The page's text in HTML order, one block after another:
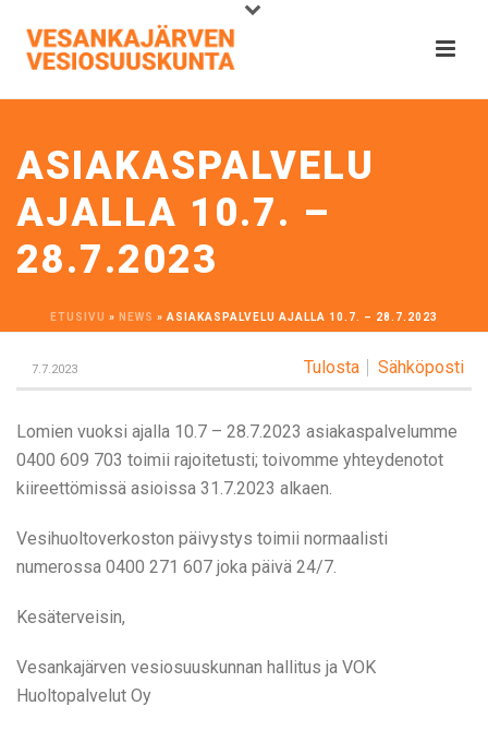
ASIAKASPALVELU
AJALLA 10.7. –
28.7.2023
ETUSIVU » NEWS » ASIAKASPALVELU AJALLA 10.7. – 28.7.2023
Tulosta Sähköposti
7.7.2023
Lomien vuoksi ajalla 10.7 – 28.7.2023 asiakaspalvelumme
0400 609 703 toimii rajoitetusti; toivomme yhteydenotot
kiireettömissä asioissa 31.7.2023 alkaen.
Vesihuoltoverkoston päivystys toimii normaalisti
numerossa 0400 271 607 joka päivä 24/7.
Kesäterveisin,
Vesankajärven vesiosuuskunnan hallitus ja VOK
Huoltopalvelut Oy